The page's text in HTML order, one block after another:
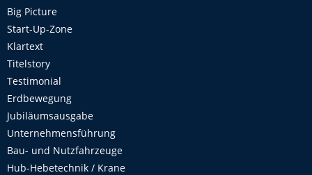
Big Picture
Start-Up-Zone
Klartext
Titelstory
Testimonial
Erdbewegung
Jubiläumsausgabe
Unternehmensführung
Bau- und Nutzfahrzeuge
Hub-Hebetechnik / Krane